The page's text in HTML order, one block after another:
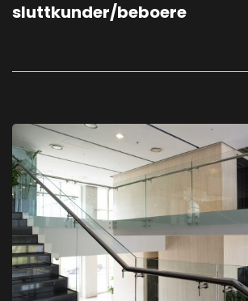
sluttkunder/beboere
Befaring og vurdering
karakter
Teknisk
kostnadsbesparende måte
Kommunikasjon med
prosjektleder